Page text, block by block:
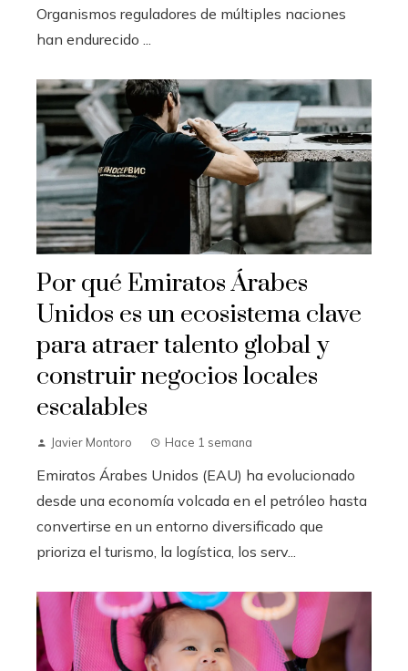
Organismos reguladores de múltiples naciones
han endurecido ...
Por qué Emiratos Árabes
Unidos es un ecosistema clave
para atraer talento global y
construir negocios locales
escalables
Javier Montoro Hace 1 semana
Emiratos Árabes Unidos (EAU) ha evolucionado
desde una economía volcada en el petróleo hasta
convertirse en un entorno diversificado que
prioriza el turismo, la logística, los serv...